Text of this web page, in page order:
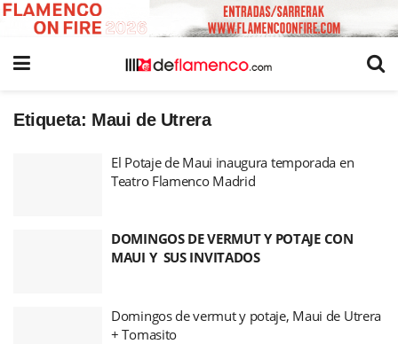
Etiqueta: Maui de Utrera
El Potaje de Maui inaugura temporada en
Teatro Flamenco Madrid
DOMINGOS DE VERMUT Y POTAJE CON
MAUI Y SUS INVITADOS
Domingos de vermut y potaje, Maui de Utrera
+ Tomasito